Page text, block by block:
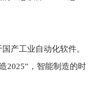
国产工业自动化软件。
2025”，智能制造的时